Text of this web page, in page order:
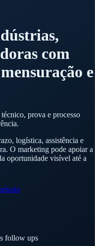
com
e
prova e processo
logística, assistência e
O marketing pode apoiar a
oportunidade visível até a
follow ups